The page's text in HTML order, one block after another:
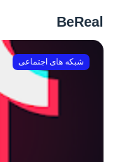
BeReal
شبکه های اجتماعی